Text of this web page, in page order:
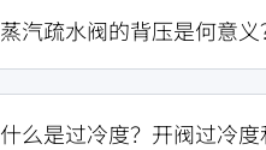
蒸汽疏水阀的背压是何意
什么是过冷度？开阀过冷